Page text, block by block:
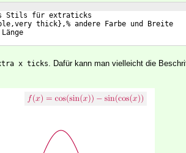
Stils für extraticks
thick},% andere Farbe und Breite
Länge
x ticks. Dafür kann man vielleicht die